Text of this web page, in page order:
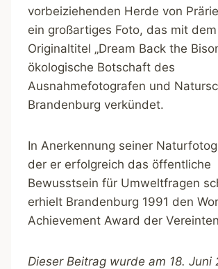
vorbeiziehenden Herde von
ein großartiges Foto, das mit
Originaltitel „Dream Back the
ökologische Botschaft des
Ausnahmefotografen und
Brandenburg verkündet.
In Anerkennung seiner
der er erfolgreich das öffentliche
Bewusstsein für Umweltfragen
erhielt Brandenburg 1991 den
Achievement Award der
Dieser Beitrag wurde am 18. Juni